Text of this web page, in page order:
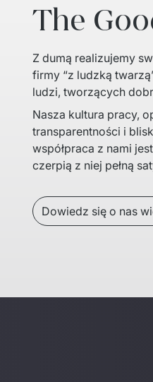
The
Z dumą realizujemy
firmy “z ludzką
ludzi, tworzących
Nasza kultura pracy,
transparentności i
współpraca z nami
czerpią z niej pełną
Dowiedz się o nas